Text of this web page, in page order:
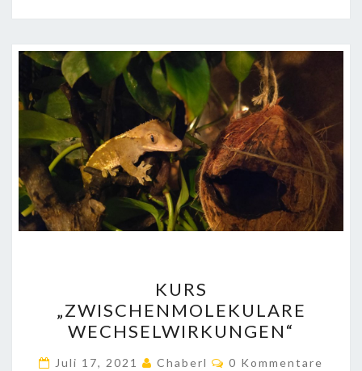
„ZWISCHENMOLEKULARE
WECHSELWIRKUNGEN“
KURS
„ZWISCHENMOLEKULARE
WECHSELWIRKUNGEN“
Juli 17, 2021 Chaberl Kommentare
0 Kommentare